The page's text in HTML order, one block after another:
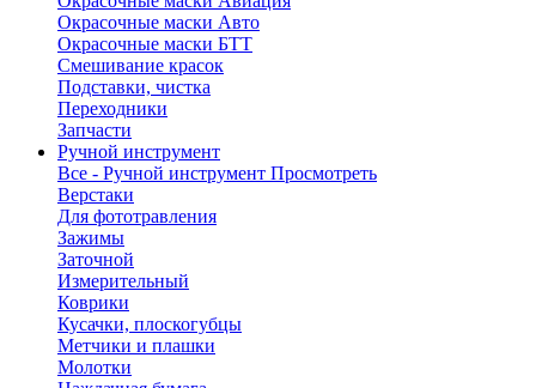
Окрасочные маски Авто
Окрасочные маски БТТ
Смешивание красок
Подставки, чистка
Переходники
Запчасти
Ручной инструмент
Все - Ручной инструмент Просмотреть
Верстаки
Для фототравления
Зажимы
Заточной
Измерительный
Коврики
Кусачки, плоскогубцы
Метчики и плашки
Молотки